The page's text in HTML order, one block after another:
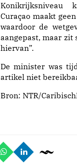
Konikrijksniveau
Curaçao maakt
waardoor de
aangepast, maar zit
hiervan”.
De minister was
artikel niet
Bron: NTR/